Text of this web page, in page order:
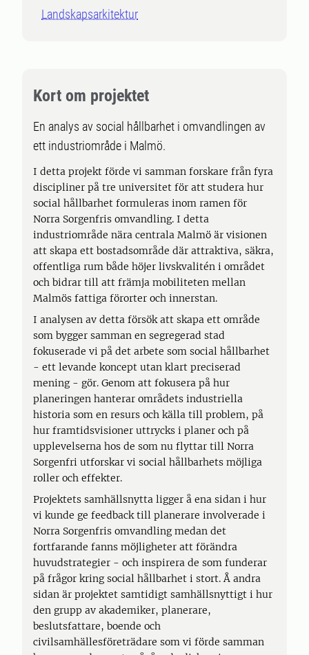
Landskapsarkitektur
Kort om projektet
En analys av social hållbarhet i omvandlingen av
ett industriområde i Malmö.
I detta projekt förde vi samman forskare från fyra
discipliner på tre universitet för att studera hur
social hållbarhet formuleras inom ramen för
Norra Sorgenfris omvandling. I detta
industriområde nära centrala Malmö är visionen
att skapa ett bostadsområde där attraktiva, säkra,
offentliga rum både höjer livskvalitén i området
och bidrar till att främja mobiliteten mellan
Malmös fattiga förorter och innerstan.
I analysen av detta försök att skapa ett område
som bygger samman en segregerad stad
fokuserade vi på det arbete som social hållbarhet
- ett levande koncept utan klart preciserad
mening - gör. Genom att fokusera på hur
planeringen hanterar områdets industriella
historia som en resurs och källa till problem, på
hur framtidsvisioner uttrycks i planer och på
upplevelserna hos de som nu flyttar till Norra
Sorgenfri utforskar vi social hållbarhets möjliga
roller och effekter.
Projektets samhällsnytta ligger å ena sidan i hur
vi kunde ge feedback till planerare involverade i
Norra Sorgenfris omvandling medan det
fortfarande fanns möjligheter att förändra
huvudstrategier - och inspirera de som funderar
på frågor kring social hållbarhet i stort. Å andra
sidan är projektet samtidigt samhällsnyttigt i hur
den grupp av akademiker, planerare,
beslutsfattare, boende och
civilsamhällesföreträdare som vi förde samman